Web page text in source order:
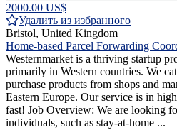
2000.00 US$
Удалить из избранного
Bristol, United Kingdom
Home-based Parcel Forwarding
Westernmarket is a thriving startup
primarily in Western countries. We
purchase products from shops and
Eastern Europe. Our service is in
fast! Job Overview: We are looking
individuals, such as stay-at-home ...